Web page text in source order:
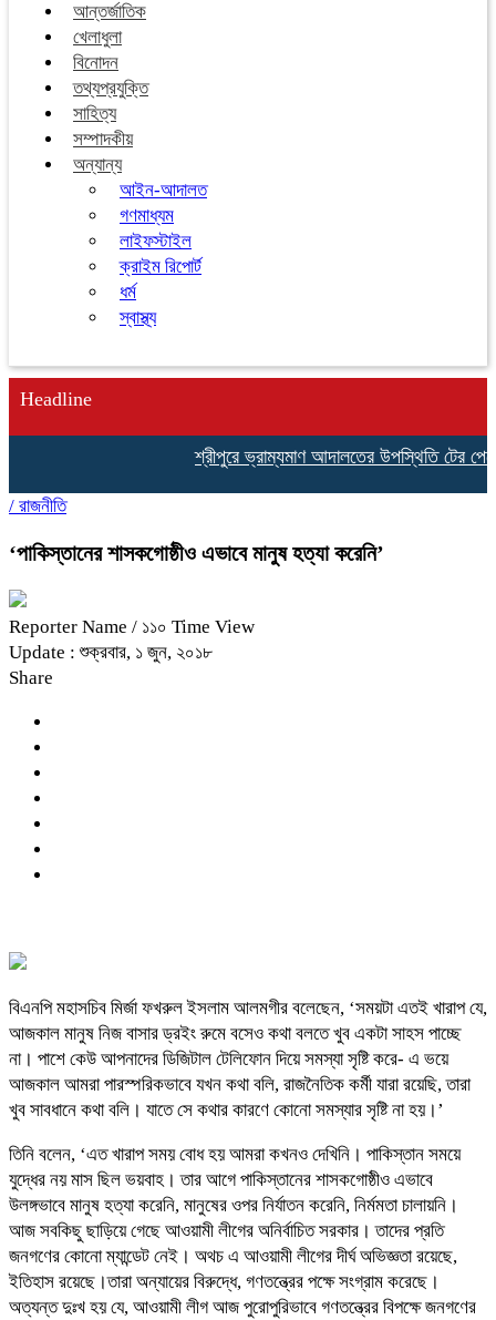
আন্তর্জাতিক
খেলাধুলা
বিনোদন
তথ্যপ্রযুক্তি
সাহিত্য
সম্পাদকীয়
অন্যান্য
আইন-আদালত
গণমাধ্যম
লাইফস্টাইল
ক্রাইম রিপোর্ট
ধর্ম
স্বাস্থ্য
Headline
শ্রীপুরে ভ্রাম্যমাণ আদালতের উপস্থিতি টের পেয়ে
/ রাজনীতি
‘পাকিস্তানের শাসকগোষ্ঠীও এভাবে মানুষ হত্যা করেনি’
Reporter Name / ১১০ Time View
Update : শুক্রবার, ১ জুন, ২০১৮
Share
বিএনপি মহাসচিব মির্জা ফখরুল ইসলাম আলমগীর বলেছেন, ‘সময়টা এতই খারাপ যে,
আজকাল মানুষ নিজ বাসার ড্রইং রুমে বসেও কথা বলতে খুব একটা সাহস পাচ্ছে
না। পাশে কেউ আপনাদের ডিজিটাল টেলিফোন দিয়ে সমস্যা সৃষ্টি করে- এ ভয়ে
আজকাল আমরা পারস্পরিকভাবে যখন কথা বলি, রাজনৈতিক কর্মী যারা রয়েছি, তারা
খুব সাবধানে কথা বলি। যাতে সে কথার কারণে কোনো সমস্যার সৃষ্টি না হয়।’
তিনি বলেন, ‘এত খারাপ সময় বোধ হয় আমরা কখনও দেখিনি। পাকিস্তান সময়ে
যুদ্ধের নয় মাস ছিল ভয়বাহ। তার আগে পাকিস্তানের শাসকগোষ্ঠীও এভাবে
উলঙ্গভাবে মানুষ হত্যা করেনি, মানুষের ওপর নির্যাতন করেনি, নির্মমতা চালায়নি।
আজ সবকিছু ছাড়িয়ে গেছে আওয়ামী লীগের অনির্বাচিত সরকার। তাদের প্রতি
জনগণের কোনো ম্যান্ডেট নেই। অথচ এ আওয়ামী লীগের দীর্ঘ অভিজ্ঞতা রয়েছে,
ইতিহাস রয়েছে।তারা অন্যায়ের বিরুদ্ধে, গণতন্ত্রের পক্ষে সংগ্রাম করেছে।
অত্যন্ত দুঃখ হয় যে, আওয়ামী লীগ আজ পুরোপুরিভাবে গণতন্ত্রের বিপক্ষে জনগণের